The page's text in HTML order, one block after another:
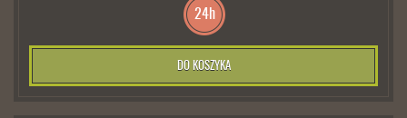
24h
DO KOSZYKA